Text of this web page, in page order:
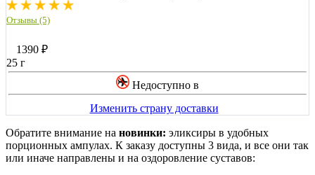
Отзывы (5)
1390 ₽
25 г
Недоступно в
Изменить страну доставки
Обратите внимание на новинки: эликсиры в удобных
порционных ампулах. К заказу доступны 3 вида, и все они так
или иначе направлены и на оздоровление суставов: